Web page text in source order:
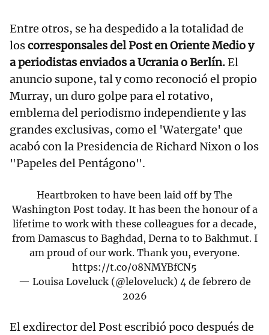
Entre otros, se ha despedido a la totalidad de
loscorresponsales del Post en Oriente Medio y
a periodistas enviados a Ucrania o Berlín.El
anuncio supone, tal y como reconoció el propio
Murray, un duro golpe para el rotativo,
emblema del periodismo independiente y las
grandes exclusivas, como el 'Watergate' que
acabó con la Presidencia de Richard Nixon o los
"Papeles del Pentágono".
Heartbroken to have been laid off by The
Washington Post today. It has been the honour of a
lifetime to work with these colleagues for a decade,
from Damascus to Baghdad, Derna to to Bakhmut. I
am proud of our work. Thank you, everyone.
https://t.co/08NMYBfCN5
— Louisa Loveluck (@leloveluck) 4 de febrero de
2026
El exdirector del Post escribió poco después de